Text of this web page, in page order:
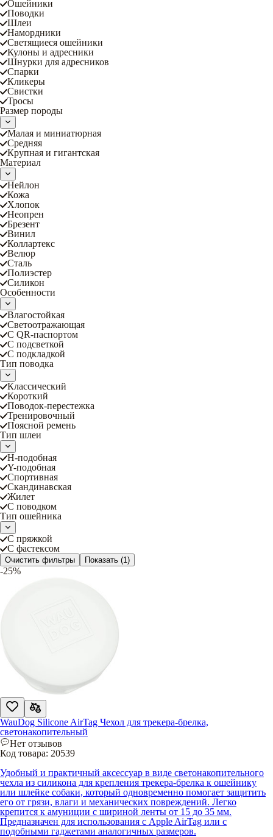
Ошейники
Поводки
Шлеи
Намордники
Светящиеся ошейники
Кулоны и адресники
Шнурки для адресников
Спарки
Кликеры
Свистки
Тросы
Размер породы
Малая и миниатюрная
Средняя
Крупная и гигантская
Материал
Нейлон
Кожа
Хлопок
Неопрен
Брезент
Винил
Коллартекс
Велюр
Сталь
Полиэстер
Силикон
Особенности
Влагостойкая
Светоотражающая
С QR-паспортом
С подсветкой
С подкладкой
Тип поводка
Классический
Короткий
Поводок-перестежка
Тренировочный
Поясной ремень
Тип шлеи
Н-подобная
Y-подобная
Спортивная
Скандинавская
Жилет
С поводком
Тип ошейника
С пряжкой
С фастексом
Очистить фильтры Показать (1)
-25%
WauDog Silicone AirTag Чехол для трекера-брелка,
светонакопительный
Нет отзывов
Код товара: 20539
Удобный и практичный аксессуар в виде светонакопительного
чехла из силикона для крепления трекера-брелка к ошейнику
или шлейке собаки, который одновременно помогает защитить
его от грязи, влаги и механических повреждений. Легко
крепится к амуниции с шириной ленты от 15 до 35 мм.
Предназначен для использования с Apple AirTag или с
подобными гаджетами аналогичных размеров.